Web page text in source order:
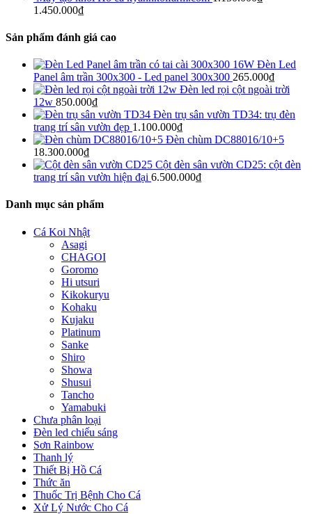
1.450.000₫
Sản phẩm đánh giá cao
Đèn Led
Panel âm trần 300x300 - Led panel 300x300 265.000₫
Đèn led rọi cột ngoài trời
12w 850.000₫
Đèn trụ sân vườn TD34: trụ đèn
trang trí sân vườn đẹp 1.100.000₫
Đèn chùm DC88016/10+5
18.300.000₫
Cột đèn sân vườn CD25: cột đèn
trang trí sân vườn hiện đại 6.500.000₫
Danh mục sản phẩm
Cá Koi Nhật
Asagi
CHAGOI
Goromo
Hi utsuri
Kikokuryu
Kohaku
Kujaku
Platinum
Sanke
Shiro
Showa
Shusui
Tancho
Yamabuki
Chưa phân loại
Đèn led chiếu sáng
Sơn Rainbow
Thanh lý
Thiết Bị Hồ Cá
Thức ăn
Thuốc Trị Bệnh Cho Cá
Xử Lý Nước Cho Cá